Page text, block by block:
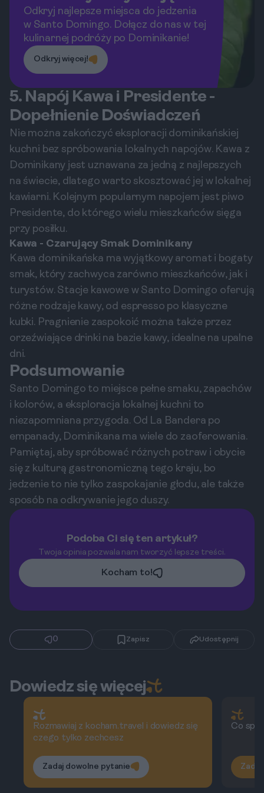
Odkryj najlepsze miejsca do jedzenia
w Santo Domingo. Dołącz do nas w tej
kulinarnej podróży po Dominikanie!
Odkryj więcej!
5. Napój Kawa i Presidente -
Dopełnienie Doświadczeń
Nie można zakończyć eksploracji dominikańskiej
kuchni bez spróbowania lokalnych napojów. Kawa z
Dominikany jest uznawana za jedną z najlepszych
na świecie, dlatego warto skosztować jej w lokalnej
kawiarni. Kolejnym popularnym napojem jest piwo
Presidente, do którego wielu mieszkańców sięga
przy posiłku.
Kawa - Czarujący Smak Dominikany
Kawa dominikańska ma wyjątkowy aromat i bogaty
smak, który zachwyca zarówno mieszkańców, jak i
turystów. Stacje kawowe w Santo Domingo oferują
różne rodzaje kawy, od espresso po klasyczne
kubki. Pragnienie zaspokoić można także przez
orzeźwiające drinki na bazie kawy, idealne na upalne
dni.
Podsumowanie
Santo Domingo to miejsce pełne smaku, zapachów
i kolorów, a eksploracja lokalnej kuchni to
niezapomniana przygoda. Od La Bandera po
empanady, Dominikana ma wiele do zaoferowania.
Pamiętaj, aby spróbować różnych potraw i obycie
się z kulturą gastronomiczną tego kraju, bo
jedzenie to nie tylko zaspokajanie głodu, ale także
sposób na odkrywanie jego duszy.
Podoba Ci się ten artykuł?
Twoja opinia pozwala nam tworzyć lepsze treści.
Kocham to!
0 Zapisz Udostępnij
Dowiedz się więcej
Rozmawiaj z kocham.travel i dowiedz się
czego tylko zechcesz
Zadaj dowolne pytanie
Co